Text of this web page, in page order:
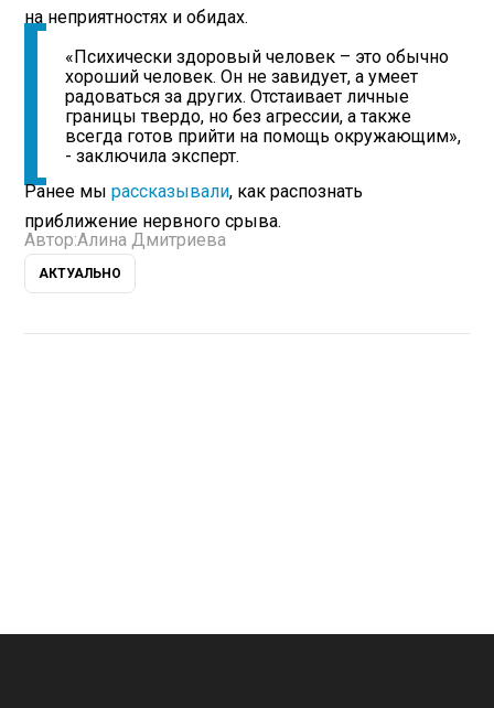
на неприятностях и обидах.
«Психически здоровый человек – это обычно
хороший человек. Он не завидует, а умеет
радоваться за других. Отстаивает личные
границы твердо, но без агрессии, а также
всегда готов прийти на помощь окружающим»,
- заключила эксперт.
Ранее мырассказывали, как распознать
приближение нервного срыва.
Автор:Алина Дмитриева
АКТУАЛЬНО